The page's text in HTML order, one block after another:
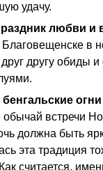
удачу.
любви и
в
другу обиды
огни
встречи
должна быть
эта традиция
считается,